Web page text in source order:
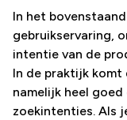
In het
gebruikservaring,
intentie van de
In de praktijk
namelijk heel
zoekintenties. Als